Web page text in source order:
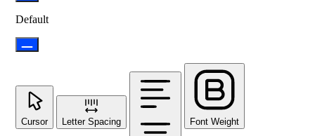
Default
Cursor Letter Spacing Font Weight